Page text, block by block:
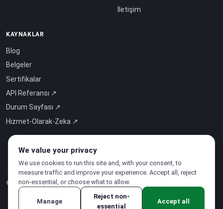
İletişim
KAYNAKLAR
Blog
Belgeler
Sertifikalar
API Referansı ↗
Durum Sayfası ↗
Hizmet-Olarak-Zeka ↗
© 2026 CloudSigma Holding AG.Tüm hakları saklıdır
We value your privacy
We use cookies to run this site and, with your consent, to
measure traffic and improve your experience. Accept all, reject
non-essential, or choose what to allow.
Manage
Reject non-
essential
Accept all